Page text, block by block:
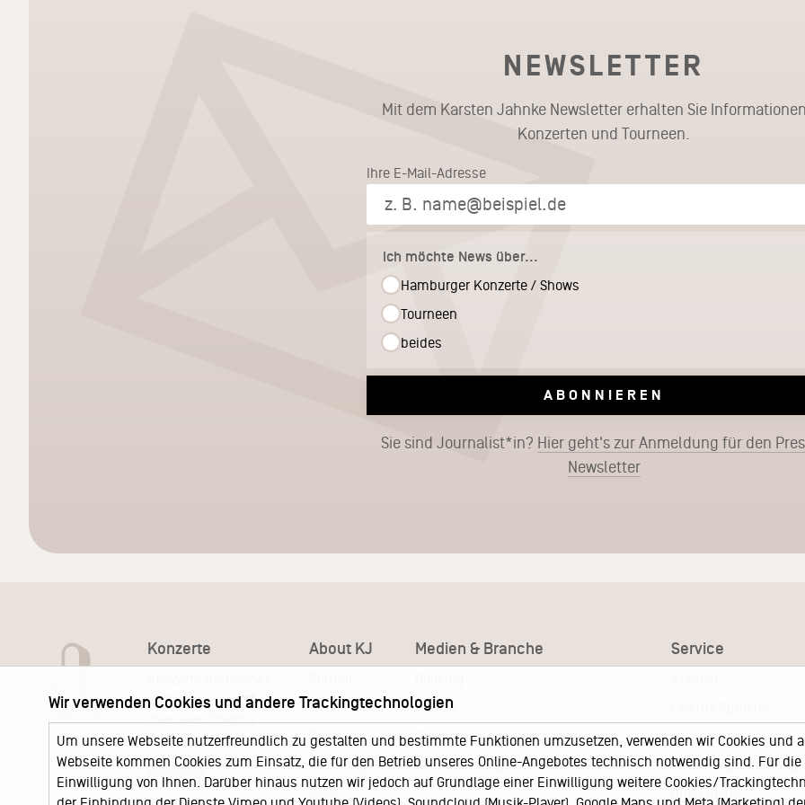
NEWSLETTER
Mit dem Karsten Jahnke Newsletter erhalten Sie
Konzerten und Tourneen.
Ihre E-Mail-Adresse
Ich möchte News über...
Hamburger Konzerte / Shows
Tourneen
beides
ABONNIEREN
Sie sind Journalist*in? Hier geht's zur Anmeldung für den
Newsletter
Konzerte
KJ Ticketshop
News
Locations
About KJ
KJ60
Team
Keychange
Medien & Branche
Presse
Pressematerial – Festivals
Akkreditierungsformular – Festivals
Service
FAQ / Hilfe
Ticketshop Hamburg
Wir verwenden Cookies und andere Trackingtechnologien
Um unsere Webseite nutzerfreundlich zu gestalten und bestimmte Funktionen umzusetzen, verwenden wir Cookies und
Webseite kommen Cookies zum Einsatz, die für den Betrieb unseres Online-Angebotes technisch notwendig sind. Für
Einwilligung von Ihnen. Darüber hinaus nutzen wir jedoch auf Grundlage einer Einwilligung weitere Cookies/